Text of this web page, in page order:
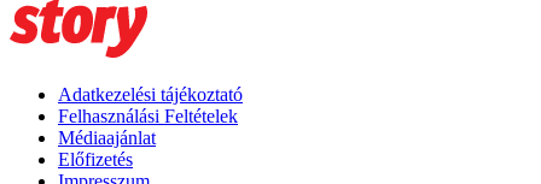
Adatkezelési tájékoztató
Felhasználási Feltételek
Médiaajánlat
Előfizetés